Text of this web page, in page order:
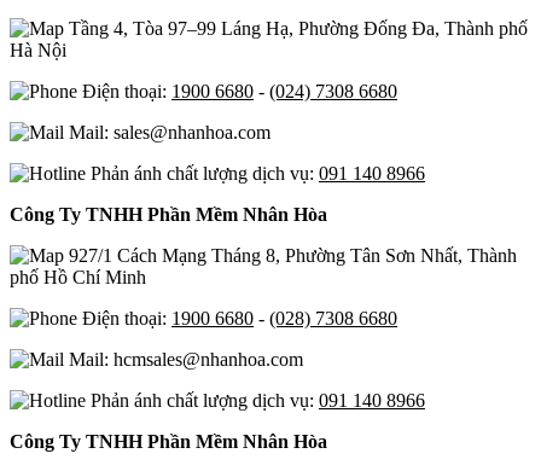
Tầng 4, Tòa 97–99 Láng Hạ, Phường Đống Đa, Thành phố
Hà Nội
Điện thoại: 1900 6680 - (024) 7308 6680
Mail: sales@nhanhoa.com
Phản ánh chất lượng dịch vụ: 091 140 8966
Công Ty TNHH Phần Mềm Nhân Hòa
927/1 Cách Mạng Tháng 8, Phường Tân Sơn Nhất, Thành
phố Hồ Chí Minh
Điện thoại: 1900 6680 - (028) 7308 6680
Mail: hcmsales@nhanhoa.com
Phản ánh chất lượng dịch vụ: 091 140 8966
Công Ty TNHH Phần Mềm Nhân Hòa